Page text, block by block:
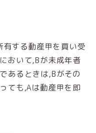
する動産甲を買い受
おいて,Bが未成年者
あるときは,Bがその
ても,Aは動産甲を即